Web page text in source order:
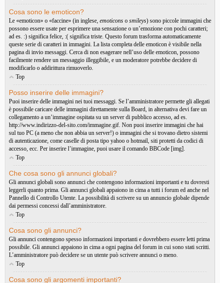
Cosa sono le emoticon?
Le «emoticon» o «faccine» (in inglese, emoticons o smileys) sono piccole immagini che
possono essere usate per esprimere una sensazione o un’emozione con pochi caratteri;
ad es. :) significa felice, :( significa triste. Questo forum trasforma automaticamente
queste serie di caratteri in immagini. La lista completa delle emoticon è visibile nella
pagina di invio messaggi. Cerca di non esagerare nell’uso delle emoticon, possono
facilmente rendere un messaggio illeggibile, e un moderatore potrebbe decidere di
modificarlo o addirittura rimuoverlo.
Top
Posso inserire delle immagini?
Puoi inserire delle immagini nei tuoi messaggi. Se l’amministratore permette gli allegati
è possibile caricare delle immagini direttamente sulla Board, in alternativa devi fare un
collegamento a un’immagine ospitata su un server di pubblico accesso, ad es.
http://www.indirizzo-del-sito.com/immagine.gif. Non puoi inserire immagini che hai
sul tuo PC (a meno che non abbia un server!) o immagini che si trovano dietro sistemi
di autenticazione, come caselle di posta tipo yahoo o hotmail, siti protetti da codici di
accesso, ecc. Per inserire l’immagine, puoi usare il comando BBCode [img].
Top
Che cosa sono gli annunci globali?
Gli annunci globali sono annunci che contengono informazioni importanti e tu dovresti
leggerli quanto prima. Gli annunci globali appaiono in cima a tutti i forum ed anche nel
Pannello di Controllo Utente. La possibilità di scrivere su un annuncio globale dipende
dai permessi concessi dall’amministratore.
Top
Cosa sono gli annunci?
Gli annunci contengono spesso informazioni importanti e dovrebbero essere letti prima
possibile. Gli annunci appaiono in cima a ogni pagina del forum in cui sono stati scritti.
L’amministratore può decidere se un utente può scrivere annunci o meno.
Top
Cosa sono gli argomenti importanti?